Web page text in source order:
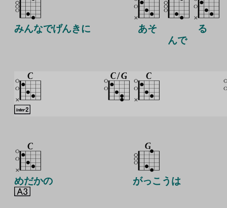
みんなでげんきに
あそ
んで
る
めだかの がっこうは